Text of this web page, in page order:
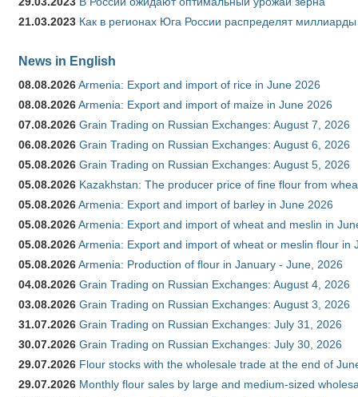
21.03.2023 Как в регионах Юга России распределят
News in English
08.08.2026Armenia: Export and import of rice in June 2026
08.08.2026Armenia: Export and import of maize in June 2026
07.08.2026 Grain Trading on Russian Exchanges: August 7, 2026
06.08.2026 Grain Trading on Russian Exchanges: August 6, 2026
05.08.2026 Grain Trading on Russian Exchanges: August 5, 2026
05.08.2026 Kazakhstan: The producer price of fine flour from
05.08.2026Armenia: Export and import of barley in June 2026
05.08.2026Armenia: Export and import of wheat and meslin in
05.08.2026Armenia: Export and import of wheat or meslin flour in
05.08.2026Armenia: Production of flour in January - June, 2026
04.08.2026 Grain Trading on Russian Exchanges: August 4, 2026
03.08.2026 Grain Trading on Russian Exchanges: August 3, 2026
31.07.2026 Grain Trading on Russian Exchanges: July 31, 2026
30.07.2026 Grain Trading on Russian Exchanges: July 30, 2026
29.07.2026 Flour stocks with the wholesale trade at the end of
29.07.2026 Monthly flour sales by large and medium-sized